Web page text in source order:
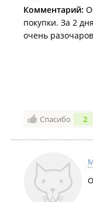
Комментарий:
покупки. За 2
очень
Спасибо 2